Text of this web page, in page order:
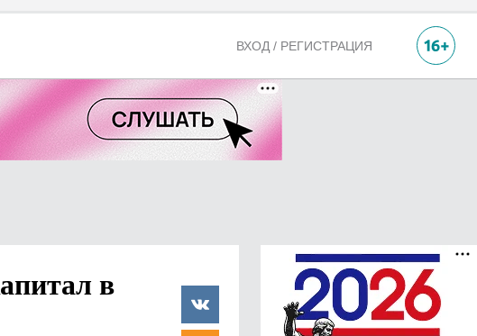
ВХОД / РЕГИСТРАЦИЯ
в